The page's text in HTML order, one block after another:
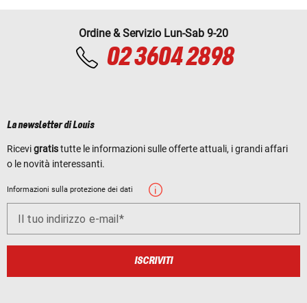
Ordine & Servizio Lun-Sab 9-20
02 3604 2898
La newsletter di Louis
Ricevigratistutte le informazioni sulle offerte attuali, i grandi affari
o le novità interessanti.
Informazioni sulla protezione dei dati
Il tuo indirizzo e-mail
ISCRIVITI